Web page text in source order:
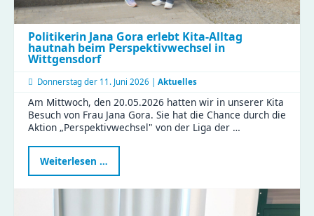
Politikerin Jana Gora erlebt Kita-Alltag
hautnah beim Perspektivwechsel in
Wittgensdorf
Donnerstag der 11. Juni 2026 | Aktuelles
Am Mittwoch, den 20.05.2026 hatten wir in unserer Kita
Besuch von Frau Jana Gora. Sie hat die Chance durch die
Aktion „Perspektivwechsel" von der Liga der …
Weiterlesen …
Jana